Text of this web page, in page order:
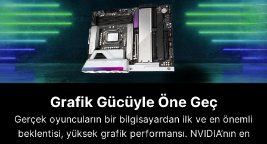
Grafik Gücüyle Öne Geç
Gerçek oyuncuların bir bilgisayardan ilk ve en önemli
beklentisi, yüksek grafik performansı. NVIDIA’nın en